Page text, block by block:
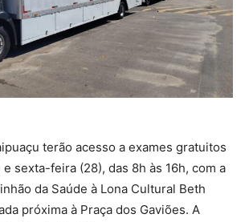
terão acesso a exames gratuitos
sexta-feira (28), das 8h às 16h, com a
da Saúde à Lona Cultural Beth
próxima à Praça dos Gaviões. A